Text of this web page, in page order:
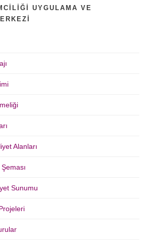
UYGULAMA VE
Alanları
Sunumu